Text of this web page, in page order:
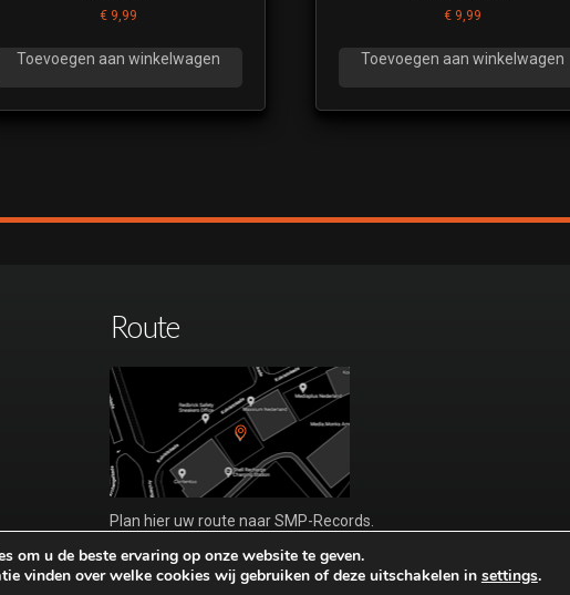
€ 9,99
Toevoegen aan winkelwagen
€9,99
Toevoegen aan winkelwagen
Route
Plan hier uw route naar SMP-Records.
om u de beste ervaring op onze website te geven.
vinden over welke cookies wij gebruiken of deze uitschakelen in settings.